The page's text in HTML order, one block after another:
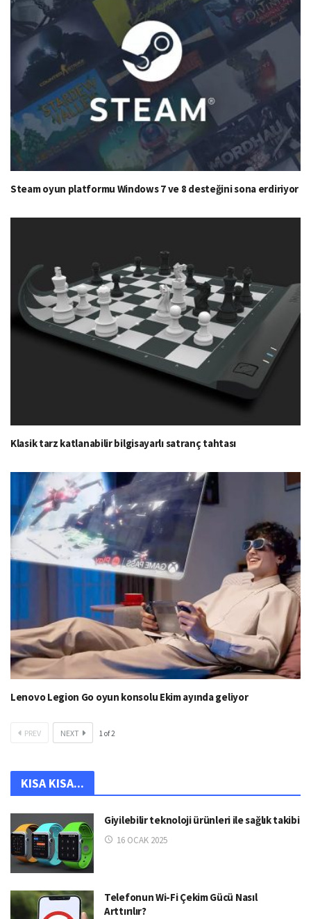
Steam oyun platformu Windows 7 ve 8 desteğini sona erdiriyor
Klasik tarz katlanabilir bilgisayarlı satranç tahtası
Lenovo Legion Go oyun konsolu Ekim ayında geliyor
PREV NEXT 1of2
KISA KISA...
Giyilebilir teknoloji ürünleri ile sağlık takibi
16 OCAK 2025
Telefonun Wi-Fi Çekim Gücü Nasıl
Arttırılır?